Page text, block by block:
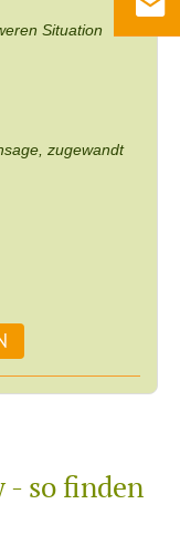
Situation
zugewandt
- so finden